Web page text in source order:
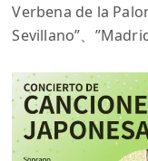
Verbena de la
Sevillano”、